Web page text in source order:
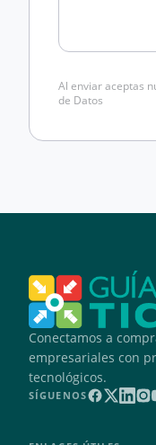
Al enviar aceptas
de Datos
Conectamos a
empresariales con
tecnológicos.
SÍGUENOS